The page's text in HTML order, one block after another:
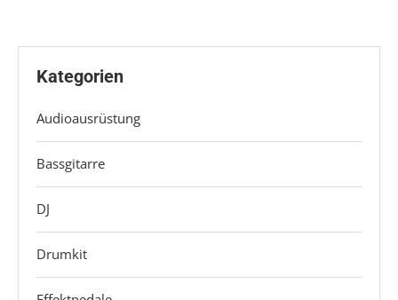
Kategorien
Audioausrüstung
Bassgitarre
DJ
Drumkit